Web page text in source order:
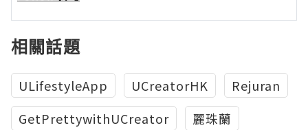
相關話題
ULifestyleApp UCreatorHK
Rejuran
GetPrettywithUCreator
麗珠蘭